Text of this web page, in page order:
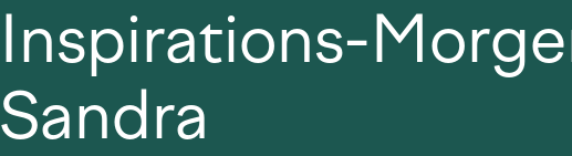
Inspirations-
Sandra